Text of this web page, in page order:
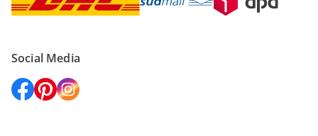
Social Media